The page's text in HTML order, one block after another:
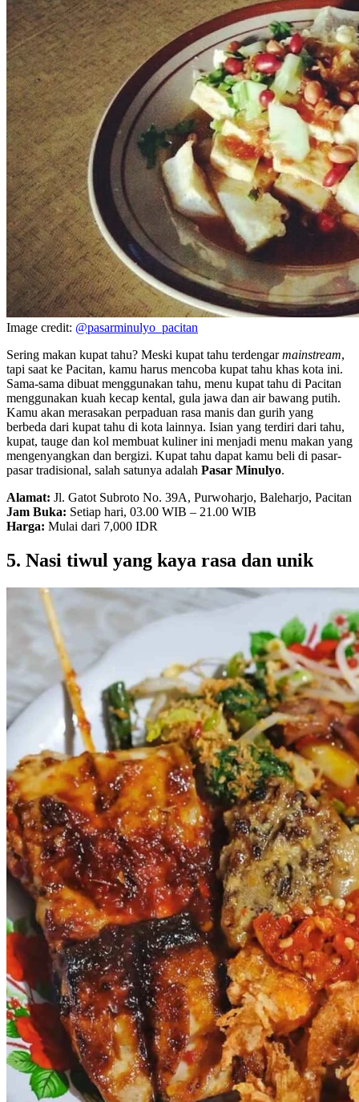
Image credit: @pasarminulyo_pacitan
Sering makan kupat tahu? Meski kupat tahu terdengarmainstream,
tapi saat ke Pacitan, kamu harus mencoba kupat tahu khas kota ini.
Sama-sama dibuat menggunakan tahu, menu kupat tahu di Pacitan
menggunakan kuah kecap kental, gula jawa dan air bawang putih.
Kamu akan merasakan perpaduan rasa manis dan gurih yang
berbeda dari kupat tahu di kota lainnya. Isian yang terdiri dari tahu,
kupat, tauge dan kol membuat kuliner ini menjadi menu makan yang
mengenyangkan dan bergizi. Kupat tahu dapat kamu beli di pasar-
pasar tradisional, salah satunya adalah Pasar Minulyo.
Alamat: Jl. Gatot Subroto No. 39A, Purwoharjo, Baleharjo, Pacitan
Jam Buka: Setiap hari, 03.00 WIB – 21.00 WIB
Harga: Mulai dari 7,000 IDR
5. Nasi tiwul yang kaya rasa dan unik